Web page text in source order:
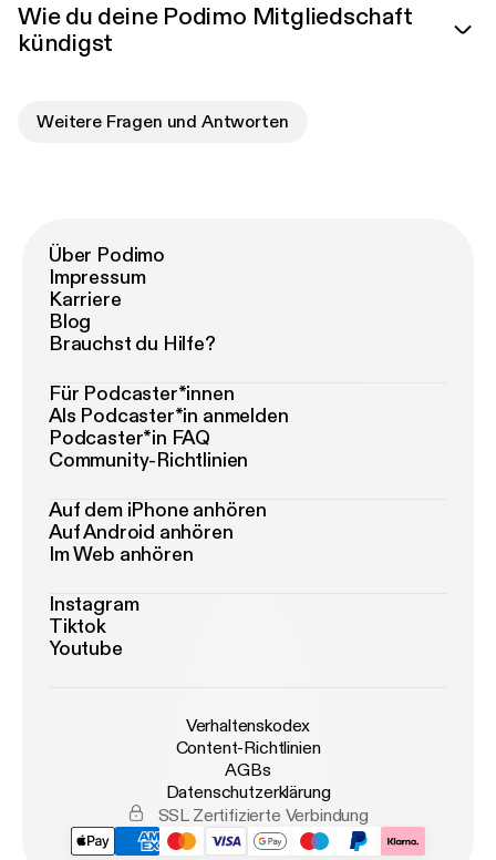
Wie du deine Podimo Mitgliedschaft
kündigst
Weitere Fragen und Antworten
Über Podimo
Impressum
Karriere
Blog
Brauchst du Hilfe?
Für Podcaster*innen
Als Podcaster*in anmelden
Podcaster*in FAQ
Community-Richtlinien
Auf dem iPhone anhören
Auf Android anhören
Im Web anhören
Instagram
Tiktok
Youtube
Verhaltenskodex
Content-Richtlinien
AGBs
Datenschutzerklärung
SSL Zertifizierte Verbindung